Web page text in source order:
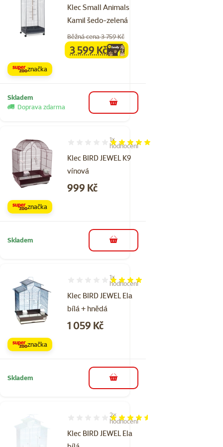
Klec Small Animals
Kamil šedo-zelená
Běžná cena 3 759 Kč
familycena
3 599 Kč
značka
Skladem
Doprava zdarma
do košíku
Klec BIRD JEWEL K9
vínová
Hodnocení 100%, počet hodnocení: 1
1×
hodnocení
Cena
999 Kč
značka
Skladem do košíku
Klec BIRD JEWEL Ela
bílá + hnědá
Hodnocení 80%, počet hodnocení: 1
1×
hodnocení
Cena
1 059 Kč
značka
Skladem do košíku
Klec BIRD JEWEL Ela
Hodnocení 90%, počet hodnocení: 2
2×
hodnocení